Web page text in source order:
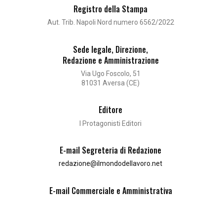
Registro della Stampa
Aut. Trib. Napoli Nord numero 6562/2022
Sede legale, Direzione,
Redazione e Amministrazione
Via Ugo Foscolo, 51
81031 Aversa (CE)
Editore
I Protagonisti Editori
E-mail Segreteria di Redazione
redazione@ilmondodellavoro.net
E-mail Commerciale e Amministrativa